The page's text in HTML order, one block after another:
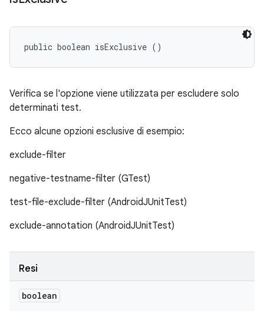
public boolean isExclusive ()
Verifica se l'opzione viene utilizzata per escludere solo
determinati test.
Ecco alcune opzioni esclusive di esempio:
exclude-filter
negative-testname-filter (GTest)
test-file-exclude-filter (AndroidJUnitTest)
exclude-annotation (AndroidJUnitTest)
Resi
boolean